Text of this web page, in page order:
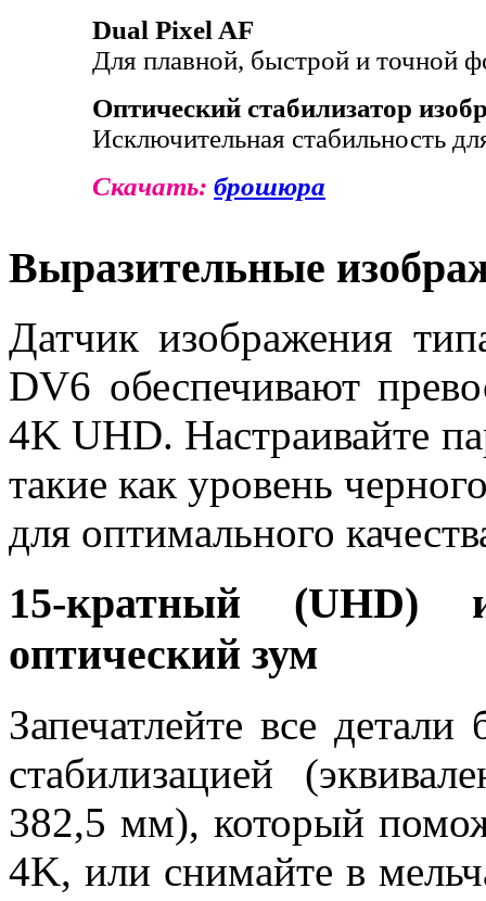
Dual Pixel AF
Для плавной, быстрой и точной
Оптический стабилизатор
Исключительная стабильность
Скачать: брошюра
Выразительные
Датчик изображения
DV6 обеспечивают
4K UHD. Настраивайте
такие как уровень
для оптимального
15-кратный
оптический зум
Запечатлейте все
стабилизацией
382,5 мм), который
4K, или снимайте в